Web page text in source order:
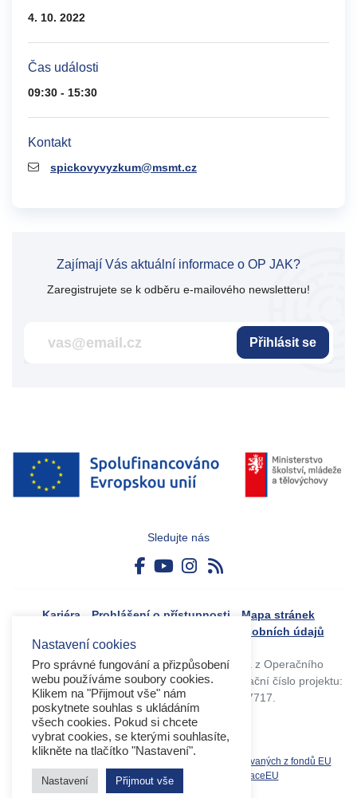
4. 10. 2022
Čas události
09:30 - 15:30
Kontakt
spickovyvyzkum@msmt.cz
Zajímají Vás aktuální informace o OP JAK?
Zaregistrujete se k odběru e-mailového newsletteru!
Přihlásit se
Sledujte nás
Kariéra Prohlášení o přístupnosti
Mapa stránek
Zásady ochrany osobních údajů
Tvorba webového portálu byla financovaná z Operačního
programu Výzkum, vývoj a vzdělávání. Registrační číslo projektu:
CZ.02.4.125/0.0/0.0/17_045/0017717.
Databáze produktů spolufinancovaných z fondů EU
OPVVV
EK MS2021+ DotaceEU
Nastavení cookies
Pro správné fungování a přizpůsobení
webu používáme soubory cookies.
Klikem na "Přijmout vše" nám
poskytnete souhlas s ukládáním
všech cookies. Pokud si chcete
vybrat cookies, se kterými souhlasíte,
klikněte na tlačítko "Nastavení".
Nastavení Přijmout vše